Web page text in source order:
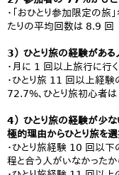
・「おひとり参加限定の
たりの平均回数は 8.9 回
3） ひとり旅の経験があ
・月に 1 回以上旅行に行
・ひとり旅 11 回以上経
72.7%、ひとり旅初心者
4） ひとり旅の経験が少な
極的理由からひとり旅を
・ひとり旅経験 10 回以
程と合う人がいなかった